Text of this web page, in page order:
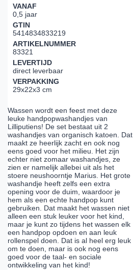
VANAF
0,5 jaar
GTIN
5414834833219
ARTIKELNUMMER
83321
LEVERTIJD
direct leverbaar
VERPAKKING
29x22x3 cm
Wassen wordt een feest met deze
leuke handpopwashandjes van
Lilliputiens! De set bestaat uit 2
washandjes van organisch katoen. Dat
maakt ze heerlijk zacht en ook nog
eens goed voor het milieu. Het zijn
echter niet zomaar washandjes, ze
zien er namelijk allebei uit als het
stoere neushoorntje Marius. Het grote
washandje heeft zelfs een extra
opening voor de duim, waardoor je
hem als een echte handpop kunt
gebruiken. Dat maakt het wassen niet
alleen een stuk leuker voor het kind,
maar je kunt zo tijdens het wassen elk
een handpop opdoen en aan leuk
rollenspel doen. Dat is al heel erg leuk
om te doen, maar is ook nog eens
goed voor de taal- en sociale
ontwikkeling van het kind!